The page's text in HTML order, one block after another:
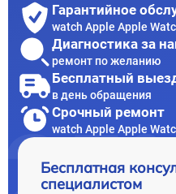
Гарантийное
watch Apple Apple
Диагностика за
ремонт по желанию
Бесплатный
в день обращения
Срочный ремонт
watch Apple Apple
Бесплатная
специалистом